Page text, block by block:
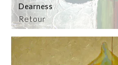
Retour
Dearness